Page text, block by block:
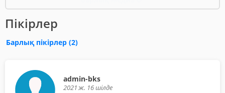
Пікірлер
Барлық пікірлер (2)
admin-bks
2021 ж. 16 шілде